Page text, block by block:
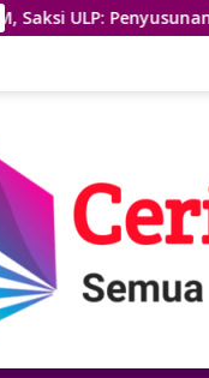
HPS